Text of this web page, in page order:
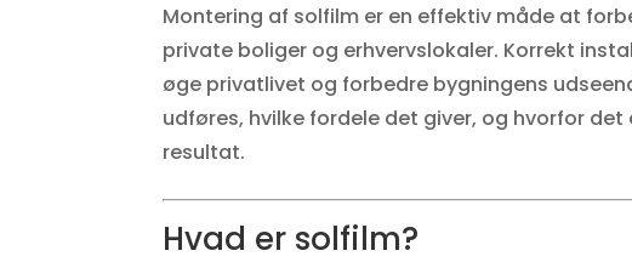
Montering af solfilm er en effektiv måde at
private boliger og erhvervslokaler. Korrekt
øge privatlivet og forbedre bygningens
udføres, hvilke fordele det giver, og hvorfor
resultat.
Hvad er solfilm?